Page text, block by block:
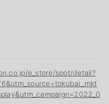
e_store/spot/detail?